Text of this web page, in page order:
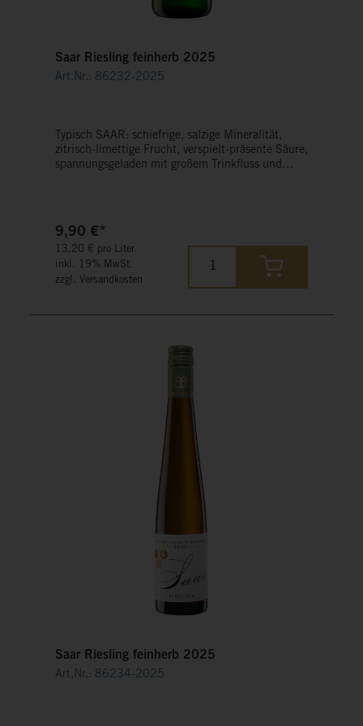
Saar Riesling feinherb 2025
Art.Nr.: 86232-2025
Typisch SAAR: schiefrige, salzige Mineralität,
zitrisch-limettige Frucht, verspielt-präsente Säure,
spannungsgeladen mit großem Trinkfluss und
9,90 €*
13,20 € pro Liter
inkl. 19% MwSt.
zzgl. Versandkosten
Saar Riesling feinherb 2025
Art.Nr.: 86234-2025